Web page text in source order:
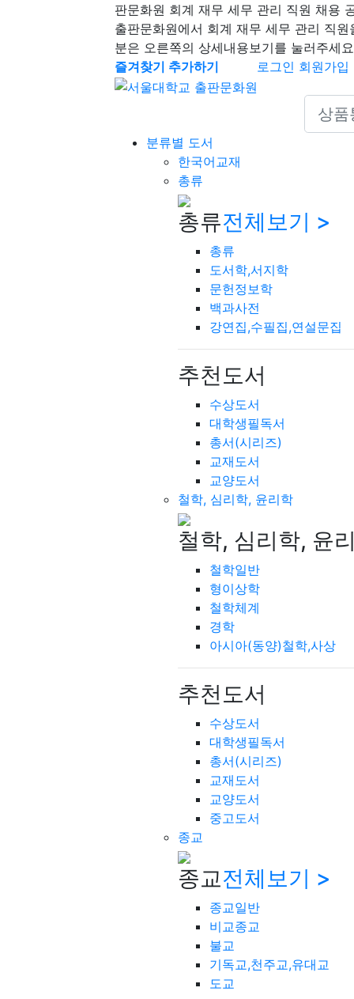
판문화원 회계 재무 세무 관리 직원 채용
출판문화원에서 회계 재무 세무 관리 직
분은 오른쪽의 상세내용보기를 눌러주세
즐겨찾기 추가하기
로그인 회원가입
Search
분류별 도서
한국어교재
총류
총류전체보기 >
총류
도서학,서지학
문헌정보학
백과사전
강연집,수필집,연설문집
추천도서
수상도서
대학생필독서
총서(시리즈)
교재도서
교양도서
철학, 심리학, 윤리학
철학, 심리학, 윤
철학일반
형이상학
철학체계
경학
아시아(동양)철학,사상
추천도서
수상도서
대학생필독서
총서(시리즈)
교재도서
교양도서
중고도서
종교
종교전체보기 >
종교일반
비교종교
불교
기독교,천주교,유대교
도교